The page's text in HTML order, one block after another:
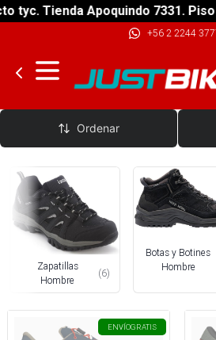
Tienda Apoquindo 7331. Piso 9.
+56 2 2244
Calzado Hombre
Ordenar
Zapatillas
Hombre
(6)
Botas y Botines
Hombre
ENVÍOGRATIS